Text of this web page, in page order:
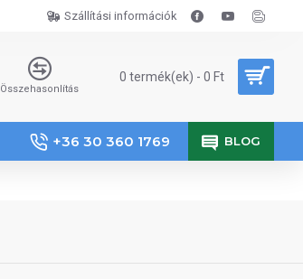
Szállítási információk
Összehasonlítás
0 termék(ek) - 0 Ft
+36 30 360 1769 BLOG